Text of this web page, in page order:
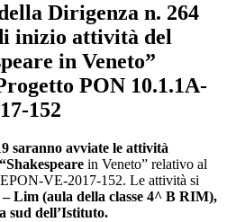
Dirigenza n. 264
inizio attività del
in Veneto”
PON 10.1.1A-
152
saranno avviate le attività
in Veneto” relativo al
VE-2017-152. Le attività si
– Lim (aula della classe 4^ B RIM),
sud dell’Istituto.